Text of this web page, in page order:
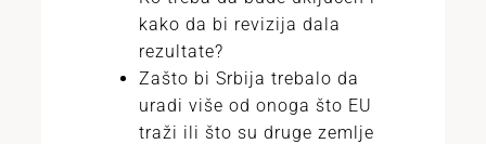
kako da bi revizija dala
rezultate?
Zašto bi Srbija trebalo da
uradi više od onoga što EU
traži ili što su druge zemlje